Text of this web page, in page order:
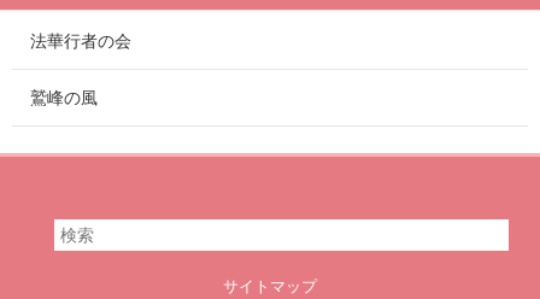
法華行者の会
鷲峰の風
サイトマップ